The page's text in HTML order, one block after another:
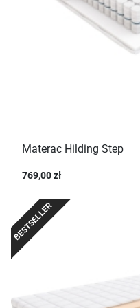
Materac Hilding Step
769,00 zł
BESTSELLER